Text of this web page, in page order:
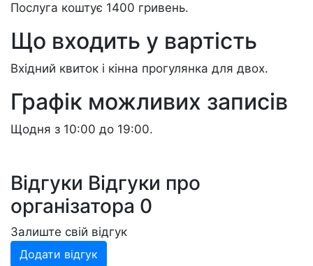
Послуга коштує 1400 гривень.
Що входить у вартість
Вхідний квиток і кінна прогулянка для двох.
Графік можливих записів
Щодня з 10:00 до 19:00.
Відгуки Відгуки про
організатора 0
Залиште свій відгук
Додати відгук